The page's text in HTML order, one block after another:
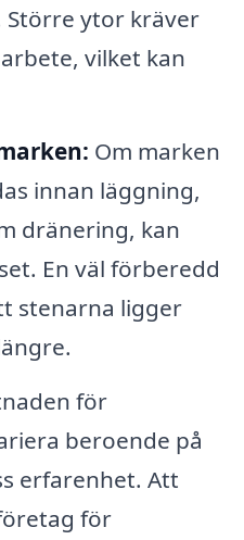
ytor kräver
vilket kan
Om marken
innan läggning,
dränering, kan
En väl förberedd
stenarna ligger
för
beroende på
erfarenhet. Att
för